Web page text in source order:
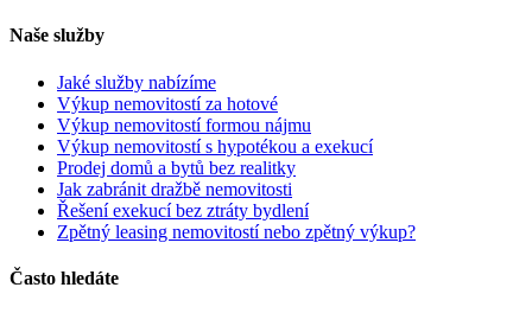
Naše služby
Jaké služby nabízíme
Výkup nemovitostí za hotové
Výkup nemovitostí formou nájmu
Výkup nemovitostí s hypotékou a exekucí
Prodej domů a bytů bez realitky
Jak zabránit dražbě nemovitosti
Řešení exekucí bez ztráty bydlení
Zpětný leasing nemovitostí nebo zpětný výkup?
Často hledáte